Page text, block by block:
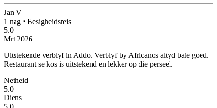
Jan V
1 nag ⋅ Besigheidsreis
5.0
Mrt 2026
Uitstekende verblyf in Addo. Verblyf by Africanos altyd baie goed.
Restaurant se kos is uitstekend en lekker op die perseel.
Netheid
5.0
Diens